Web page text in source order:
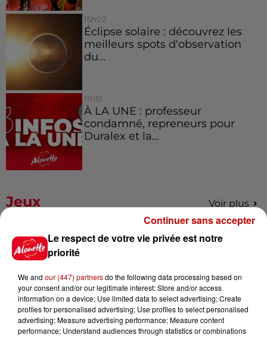
15h02
Éclipse solaire : découvrez les
meilleurs spots d'observation
du...
11h51
À LA UNE : professeur
condamné, repreneurs pour
Duralex et la...
Jeux Voir plus
Gagnez vos places pour le
Festival du Roi Arthur 2026 !
Gagnez vos entrées pour le
Musée du Sport Automobile au
Le respect de votre vie privée est notre
priorité
We and our (447) partnersdo the following data processing based on
your consent and/or our legitimate interest: Store and/or access
information on a device; Use limited data to select advertising; Create
profiles for personalised advertising; Use profiles to select personalised
advertising; Measure advertising performance; Measure content
performance; Understand audiences through statistics or combinations
Continuer sans accepter